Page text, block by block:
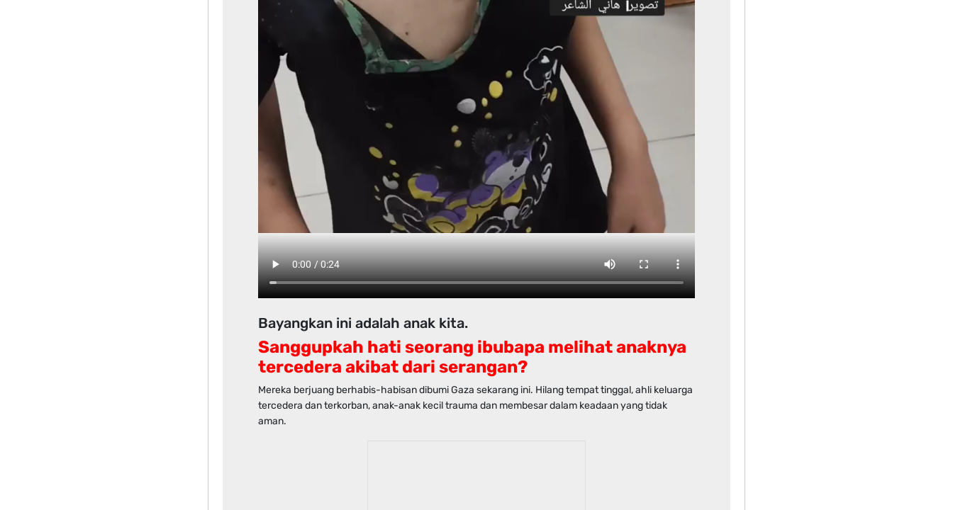
Bayangkan ini adalah anak kita.
Sanggupkah hati seorang ibubapa melihat anaknya
tercedera akibat dari serangan?
Mereka berjuang berhabis-habisan dibumi Gaza sekarang ini. Hilang tempat tinggal, ahli keluarga
tercedera dan terkorban, anak-anak kecil trauma dan membesar dalam keadaan yang tidak
aman.